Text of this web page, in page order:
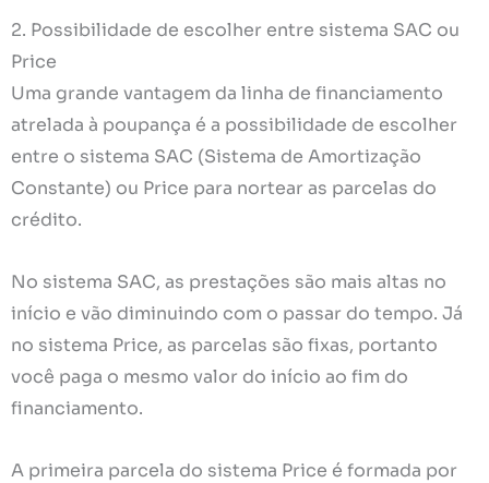
2. Possibilidade de escolher entre sistema SAC ou
Price
Uma grande vantagem da linha de financiamento
atrelada à poupança é a possibilidade de escolher
entre o sistema SAC (Sistema de Amortização
Constante) ou Price para nortear as parcelas do
crédito.
No sistema SAC, as prestações são mais altas no
início e vão diminuindo com o passar do tempo. Já
no sistema Price, as parcelas são fixas, portanto
você paga o mesmo valor do início ao fim do
financiamento.
A primeira parcela do sistema Price é formada por